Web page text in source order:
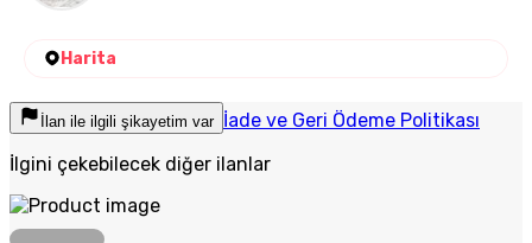
Harita
İlan ile ilgili şikayetim var İade ve Geri Ödeme Politikası
İlgini çekebilecek diğer ilanlar